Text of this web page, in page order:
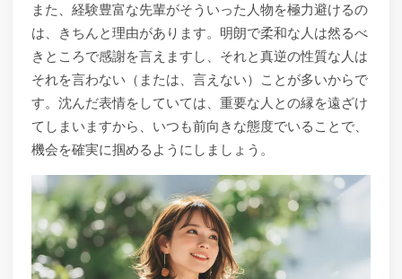
また、経験豊富な先輩がそういった人物を極力避けるの
は、きちんと理由があります。明朗で柔和な人は然るべ
きところで感謝を言えますし、それと真逆の性質な人は
それを言わない（または、言えない）ことが多いからで
す。沈んだ表情をしていては、重要な人との縁を遠ざけ
てしまいますから、いつも前向きな態度でいることで、
機会を確実に掴めるようにしましょう。